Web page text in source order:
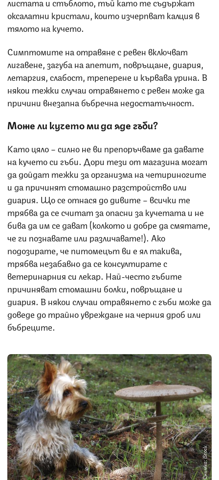
оксалатни кристали, които изчерпват калция в
тялото на кучето.
Симптомите на отравяне с ревен включват
лигавене, загуба на апетит, повръщане, диария,
летаргия, слабост, треперене и кървава урина. В
някои тежки случаи отравянето с ревен може да
причини внезапна бъбречна недостатъчност.
Може ли кучето ми да яде гъби?
Като цяло – силно не ви препоръчваме да давате
на кучето си гъби. Дори тези от магазина могат
да дойдат тежки за организма на четириногите
и да причинят стомашно разстройство или
диария. Що се отнася до дивите – всички те
трябва да се считат за опасни за кучетата и не
бива да им се дават (колкото и добре да смятате,
че ги познавате или различавате!). Ако
подозирате, че питомецът ви е ял такива,
трябва незабавно да се консултирате с
ветеринарния си лекар. Най-често гъбите
причиняват стомашни болки, повръщане и
диария. В някои случаи отравянето с гъби може да
доведе до трайно увреждане на черния дроб или
бъбреците.
Снимка: iStock